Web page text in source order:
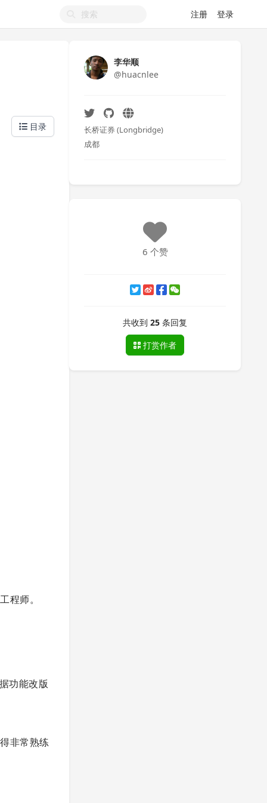
注册 登录
目录
程师。
功能改版
非常熟练
李华顺
@huacnlee
长桥证券 (Longbridge)
成都
6 个赞
共收到 25 条回复
打赏作者